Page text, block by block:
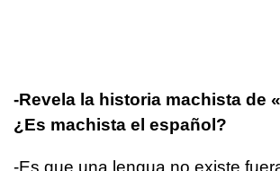
-Revela la historia machista de
¿Es machista el español?
-Es que una lengua no existe